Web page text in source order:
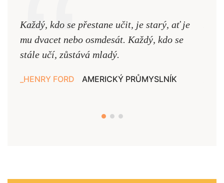
Každý, kdo se přestane učit, je starý, ať je
mu dvacet nebo osmdesát. Každý, kdo se
stále učí, zůstává mladý.
HENRY FORD AMERICKÝ PRŮMYSLNÍK